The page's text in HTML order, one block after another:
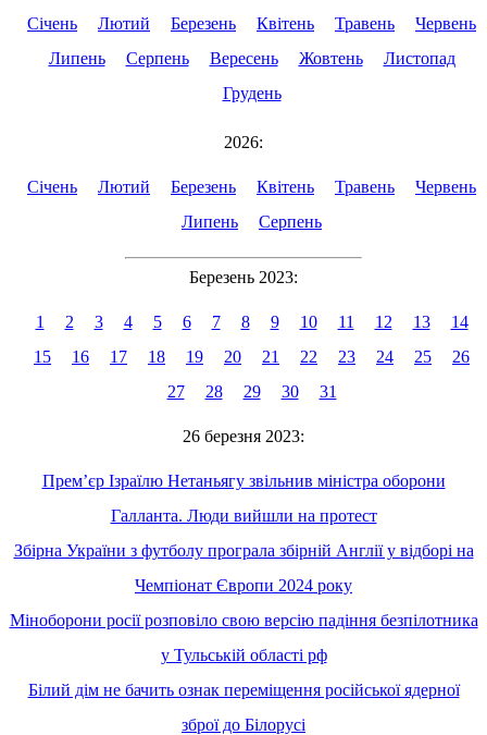
Січень Лютий Березень Квітень Травень
Червень
Липень
Серпень Вересень Жовтень
Листопад
Грудень
2026:
Січень Лютий Березень Квітень Травень
Червень
Липень
Серпень
Березень 2023:
1 2 3 4 5 6 7 8 9 10 11 12 13
14
15
16 17 18 19 20 21 22 23 24 25
26
27
28 29 30 31
26 березня 2023:
Премʼєр Ізраїлю Нетаньягу звільнив міністра оборони
Галланта. Люди вийшли на протест
Збірна України з футболу програла збірній Англії у відборі на
Чемпіонат Європи 2024 року
Міноборони росії розповіло свою версію падіння безпілотника
у Тульській області рф
Білий дім не бачить ознак переміщення російської ядерної
зброї до Білорусі